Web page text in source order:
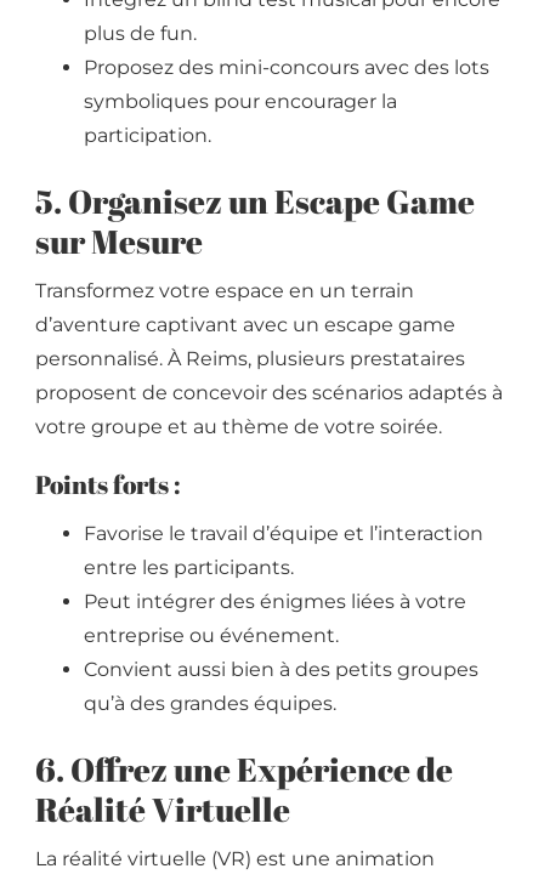
plus de fun.
Proposez des mini-concours avec des lots
symboliques pour encourager la
participation.
5. Organisez un Escape Game
sur Mesure
Transformez votre espace en un terrain
d’aventure captivant avec un escape game
personnalisé. À Reims, plusieurs prestataires
proposent de concevoir des scénarios adaptés à
votre groupe et au thème de votre soirée.
Points forts :
Favorise le travail d’équipe et l’interaction
entre les participants.
Peut intégrer des énigmes liées à votre
entreprise ou événement.
Convient aussi bien à des petits groupes
qu’à des grandes équipes.
6. Offrez une Expérience de
Réalité Virtuelle
La réalité virtuelle (VR) est une animation